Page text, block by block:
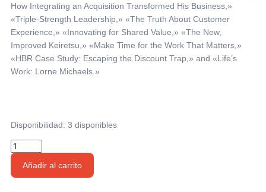
How Integrating an Acquisition Transformed His Business,»
«Triple-Strength Leadership,» «The Truth About Customer
Experience,» «Innovating for Shared Value,» «The New,
Improved Keiretsu,» «Make Time for the Work That Matters,»
«HBR Case Study: Escaping the Discount Trap,» and «Life’s
Work: Lorne Michaels.»
Disponibilidad: 3 disponibles
Harvard
Business
Review
Añadir al carrito